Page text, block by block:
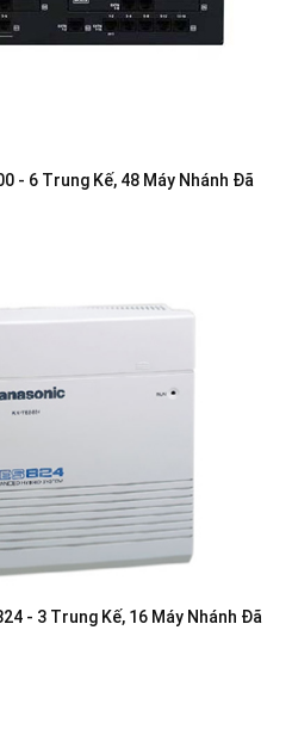
- 6 Trung Kế, 48 Máy Nhánh Đã
- 3 Trung Kế, 16 Máy Nhánh Đã